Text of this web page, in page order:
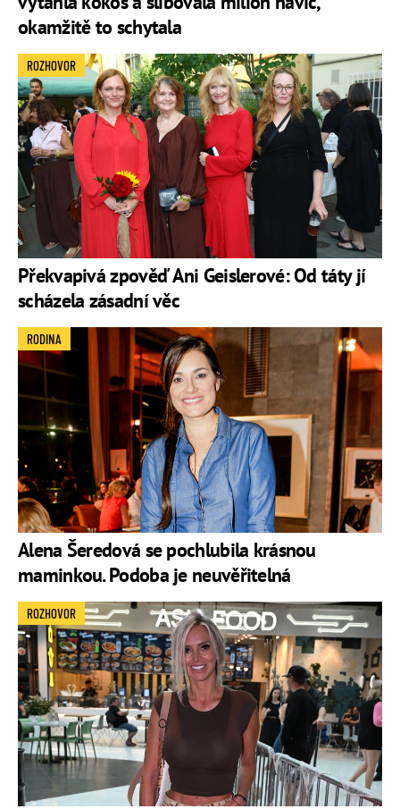
okamžitě to schytala
Překvapivá zpověď Ani Geislerové: Od táty jí
scházela zásadní věc
ROZHOVOR
Alena Šeredová se pochlubila krásnou
maminkou. Podoba je neuvěřitelná
RODINA
ROZHOVOR